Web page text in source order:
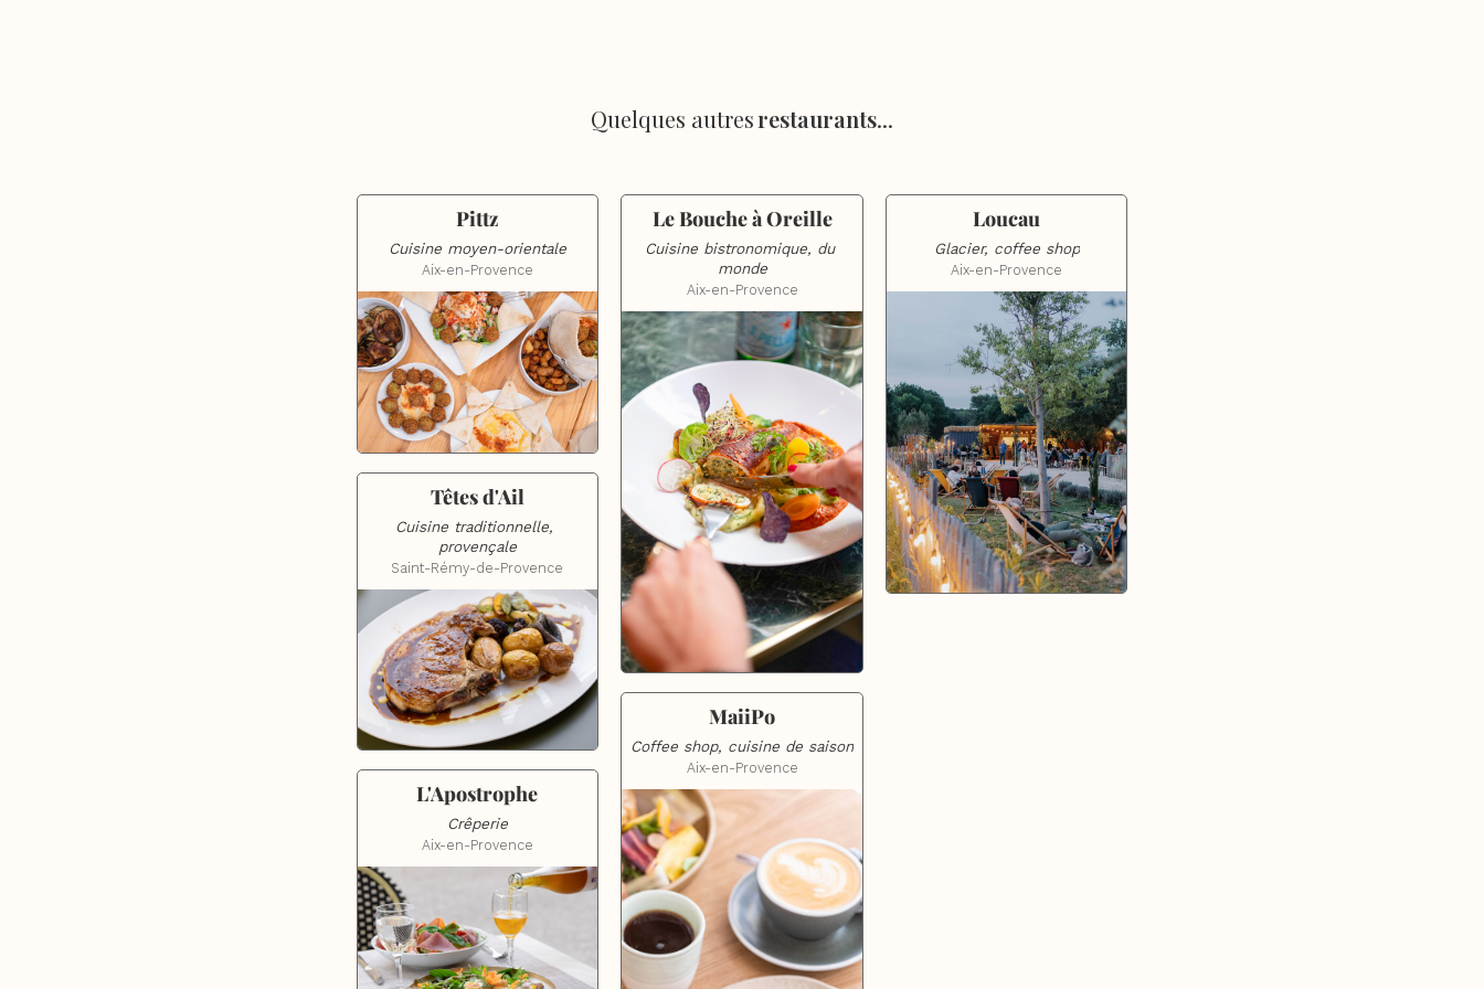
Quelques autresrestaurants...
Pittz
Cuisine moyen-orientale
Aix-en-Provence
Têtes d'Ail
Cuisine traditionnelle,
provençale
Saint-Rémy-de-Provence
L'Apostrophe
Crêperie
Aix-en-Provence
Le Bouche à Oreille
Cuisine bistronomique, du
monde
Aix-en-Provence
MaiiPo
Coffee shop, cuisine de saison
Aix-en-Provence
Loucau
Glacier, coffee shop
Aix-en-Provence